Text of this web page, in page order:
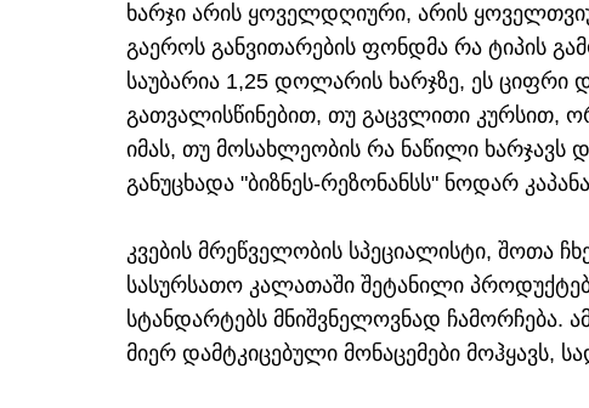
ხარჯი არის ყოველდღიური, არის
გაეროს განვითარების ფონდმა რა ტიპის
საუბარია 1,25 დოლარის ხარჯზე, ეს ციფრი
გათვალისწინებით, თუ გაცვლითი კურსით,
იმას, თუ მოსახლეობის რა ნაწილი
განუცხადა "ბიზნეს-რეზონანსს" ნოდარ
კვების მრეწველობის სპეციალისტი, შოთა
სასურსათო კალათაში შეტანილი
სტანდარტებს მნიშვნელოვნად ჩამორჩება.
მიერ დამტკიცებული მონაცემები მოჰყავს,